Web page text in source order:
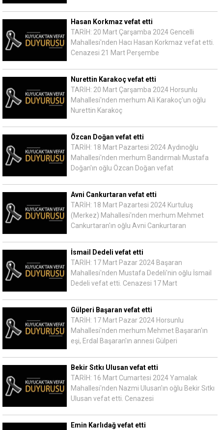
Hasan Korkmaz vefat etti
TARİH: 20 Mart Çarşamba 2024 Gencelli
Mahallesi'nden Hacı Hasan Korkmaz vefat etti.
Cenazesi 21 Mart Perşembe
Nurettin Karakoç vefat etti
TARİH: 20 Mart Çarşamba 2024 Horsunlu
Mahallesi'nden merhum Ali Karakoç'un oğlu
Nurettin Karakoç
Özcan Doğan vefat etti
TARİH: 18 Mart Pazartesi 2024 Aydınoğlu
Mahallesi'nden merhum Bandırmalı Mustafa
Doğan'ın oğlu Özcan Doğan vefat
Avni Cankurtaran vefat etti
TARİH: 18 Mart Pazartesi 2024 Kurtuluş
(Merkez) Mahallesi'nden merhum Mehmet
Cankurtaran'ın oğlu Avni Cankurtaran
İsmail Dedeli vefat etti
TARİH: 17 Mart Pazar 2024 Başaran
Mahallesi'nden Mustafa Dedeli'nin oğlu İsmail
Dedeli vefat etti. Cenazesi 17 Mart
Gülperi Başaran vefat etti
TARİH: 17 Mart Pazar 2024 Horsunlu
Mahallesi'nden merhum Mehmet Başaran'ın
eşi, Erdal Başaran'ın annesi Gülperi
Bekir Sıtkı Ulusan vefat etti
TARİH: 16 Mart Cumartesi 2024 Yamalak
Mahallesi'nden Nazmi Ulusan'ın oğlu Bekir Sıtkı
Ulusan vefat etti. Cenazesi
Emin Karlıdağ vefat etti